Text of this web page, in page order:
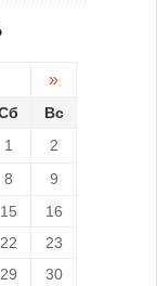
»
Вс
1
2
8
9
15
16
22
23
29 30